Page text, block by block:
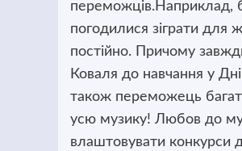
переможців.Наприклад,
погодилися зіграти для
постійно. Причому
Коваля до навчання у
також переможець
усю музику! Любов до
влаштовувати конкурси